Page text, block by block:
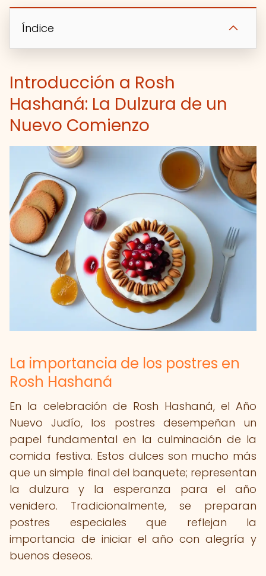
Índice
Introducción a Rosh
Hashaná: La Dulzura de un
Nuevo Comienzo
La importancia de los postres en
Rosh Hashaná
En la celebración de Rosh Hashaná, el Año
Nuevo Judío, los postres desempeñan un
papel fundamental en la culminación de la
comida festiva. Estos dulces son mucho más
que un simple final del banquete; representan
la dulzura y la esperanza para el año
venidero. Tradicionalmente, se preparan
postres especiales que reflejan la
importancia de iniciar el año con alegría y
buenos deseos.